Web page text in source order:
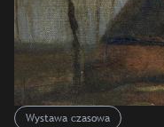
Wystawa czasowa